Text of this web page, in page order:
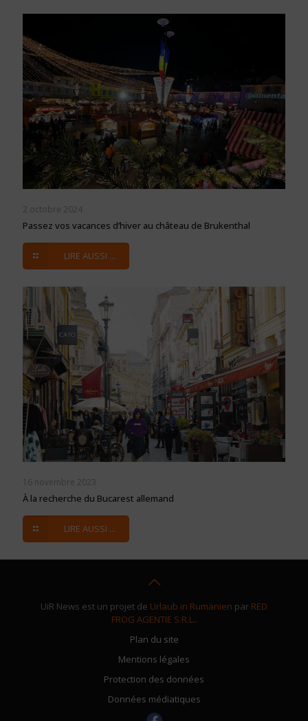
2 octobre 2024
Passez vos vacances d’hiver au château de Brukenthal
LIRE AUSSI ...
16 novembre 2023
À la recherche du Bucarest allemand
LIRE AUSSI ...
UiR News est un projet de Urlaub in Rumänien par RED
FROG AGENTIE S.R.L..
Plan du site
Mentions légales
Protection des données
Données médiatiques